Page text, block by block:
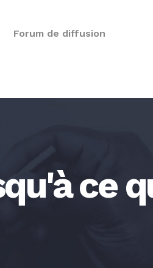
Forum de diffusion
ce